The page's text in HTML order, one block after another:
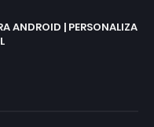
ANDROID | PERSONALIZA